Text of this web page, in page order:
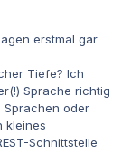
erstmal gar
Tiefe? Ich
Sprache richtig
oder
kleines
Schnittstelle